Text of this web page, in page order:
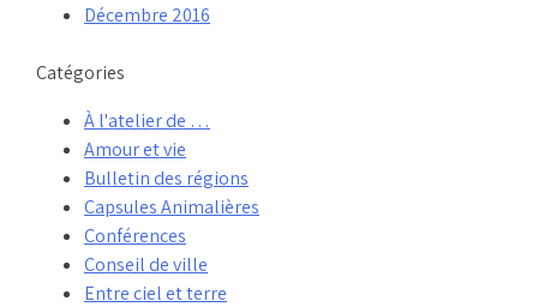
Décembre 2016
Catégories
À l'atelier de …
Amour et vie
Bulletin des régions
Capsules Animalières
Conférences
Conseil de ville
Entre ciel et terre